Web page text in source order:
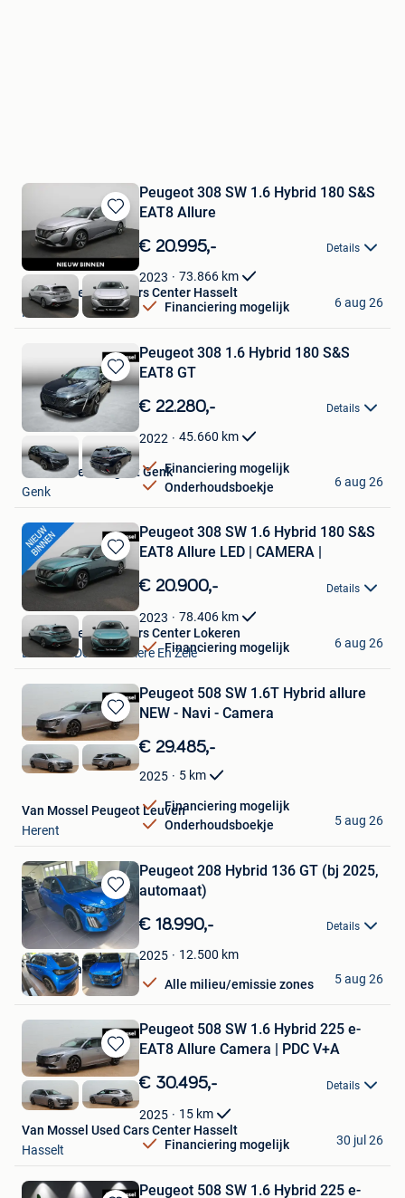
Bewaren
in
Mijn
Favorieten
Peugeot 308 SW 1.6 Hybrid 180 S&S
EAT8 Allure
€ 20.995,- Details
2023 73.866 km
Financiering mogelijk
Van Mossel Used Cars Center Hasselt
Hasselt
6 aug 26
Bewaren
in
Mijn
Favorieten
Peugeot 308 1.6 Hybrid 180 S&S
EAT8 GT
€ 22.280,- Details
2022 45.660 km
Financiering mogelijk
Onderhoudsboekje
Van Mossel Peugeot Genk
Genk
6 aug 26
Bewaren
in
Mijn
Favorieten
Peugeot 308 SW 1.6 Hybrid 180 S&S
EAT8 Allure LED | CAMERA |
€ 20.900,- Details
2023 78.406 km
Financiering mogelijk
Van Mossel Used Cars Center Lokeren
Lokeren+Deel Overmere En Zele
6 aug 26
Bewaren
in
Mijn
Favorieten
Peugeot 508 SW 1.6T Hybrid allure
NEW - Navi - Camera
€ 29.485,-
2025 5 km
Financiering mogelijk
Onderhoudsboekje
Van Mossel Peugeot Leuven
Herent
5 aug 26
Bewaren
in
Mijn
Favorieten
Peugeot 208 Hybrid 136 GT (bj 2025,
automaat)
€ 18.990,- Details
2025 12.500 km
Alle milieu/emissie zones
Garage Vanhees NV
Bilzen
5 aug 26
Bewaren
in
Mijn
Favorieten
Peugeot 508 SW 1.6 Hybrid 225 e-
EAT8 Allure Camera | PDC V+A
€ 30.495,- Details
2025 15 km
Financiering mogelijk
Van Mossel Used Cars Center Hasselt
Hasselt
30 jul 26
Peugeot 508 SW 1.6 Hybrid 225 e-